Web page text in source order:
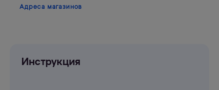
Адреса магазинов
Инструкция